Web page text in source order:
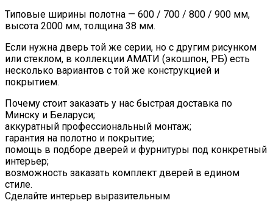
Типовые ширины полотна — 600 / 700 / 800 / 900 мм,
высота 2000 мм, толщина 38 мм.
Если нужна дверь той же серии, но с другим рисунком
или стеклом, в коллекции АМАТИ (экошпон, РБ) есть
несколько вариантов с той же конструкцией и
покрытием.
Почему стоит заказать у нас быстрая доставка по
Минску и Беларуси;
аккуратный профессиональный монтаж;
гарантия на полотно и покрытие;
помощь в подборе дверей и фурнитуры под конкретный
интерьер;
возможность заказать комплект дверей в едином
стиле.
Сделайте интерьер выразительным